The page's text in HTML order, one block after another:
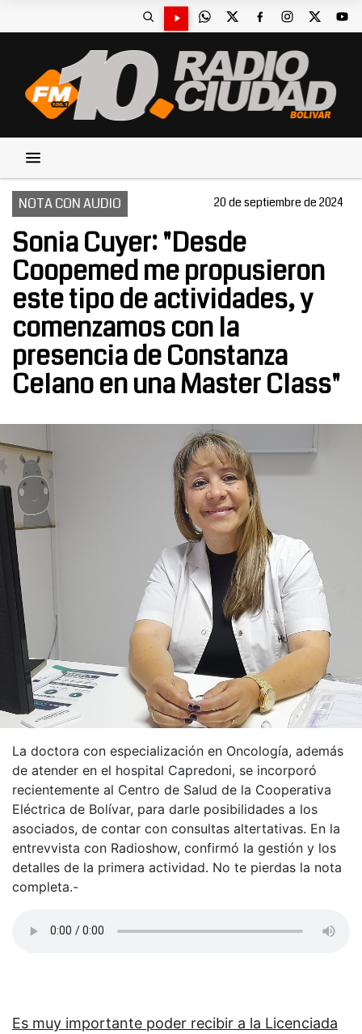
NOTA CON AUDIO 20 de septiembre de 2024
Sonia Cuyer: "Desde
Coopemed me propusieron
este tipo de actividades, y
comenzamos con la
presencia de Constanza
Celano en una Master Class"
La doctora con especialización en Oncología, además
de atender en el hospital Capredoni, se incorporó
recientemente al Centro de Salud de la Cooperativa
Eléctrica de Bolívar, para darle posibilidades a los
asociados, de contar con consultas altertativas. En la
entrevvista con Radioshow, confirmó la gestión y los
detalles de la primera actividad. No te pierdas la nota
completa.-
Es muy importante poder recibir a la Licenciada